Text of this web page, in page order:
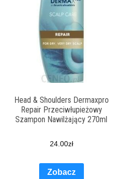
Head & Shoulders Dermaxpro
Repair Przeciwłupieżowy
Szampon Nawilżający 270ml
24.00zł
Zobacz